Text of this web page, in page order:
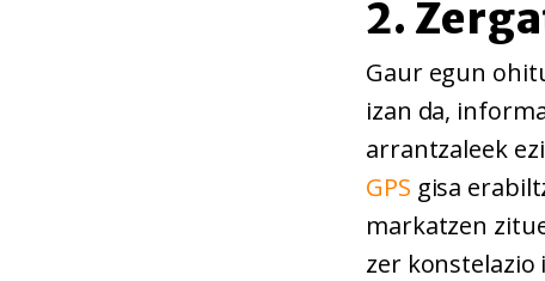
2.
Gaur egun
izan da,
arrantzaleek
GPS gisa
markatzen
zer